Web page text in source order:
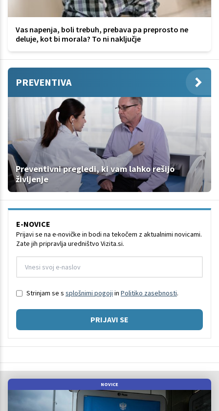
Vas napenja, boli trebuh, prebava pa preprosto ne
deluje, kot bi morala? To ni naključje
PREVENTIVA
Preventivni pregledi, ki vam lahko rešijo
življenje
E-NOVICE
Prijavi se na e-novičke in bodi na tekočem z aktualnimi novicami.
Zate jih pripravlja uredništvo Vizita.si.
Strinjam se s splošnimi pogoji in Politiko zasebnosti.
PRIJAVI SE
NOVICE